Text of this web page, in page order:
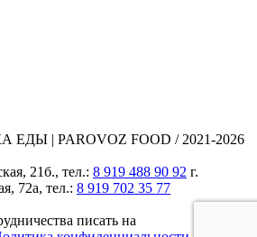
| PAROVOZ FOOD / 2021-2026
21б., тел.: 8 919 488 90 92 г.
72а, тел.: 8 919 702 35 77
писать на